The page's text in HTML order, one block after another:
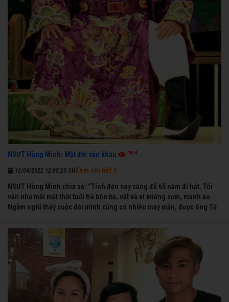
NSƯT Hùng Minh: Một đời sân khấu 4874
12/04/2022 12:05:23 CH
NSƯT Hùng Minh chia sẻ: “Tính đến nay cũng đã 65 năm đi hát. Tôi
vẫn nhớ mãi một thời tuổi trẻ bôn ba, vất vả vì miếng cơm, manh áo.
Ngẫm nghĩ thấy cuộc đời mình cũng có nhiều may mắn, được ông Tổ
trong dòng đời xuôi ngược nhận được những cơ may để từng bước
thành danh với nghiệp ca diễn”.
Xem chi tiết